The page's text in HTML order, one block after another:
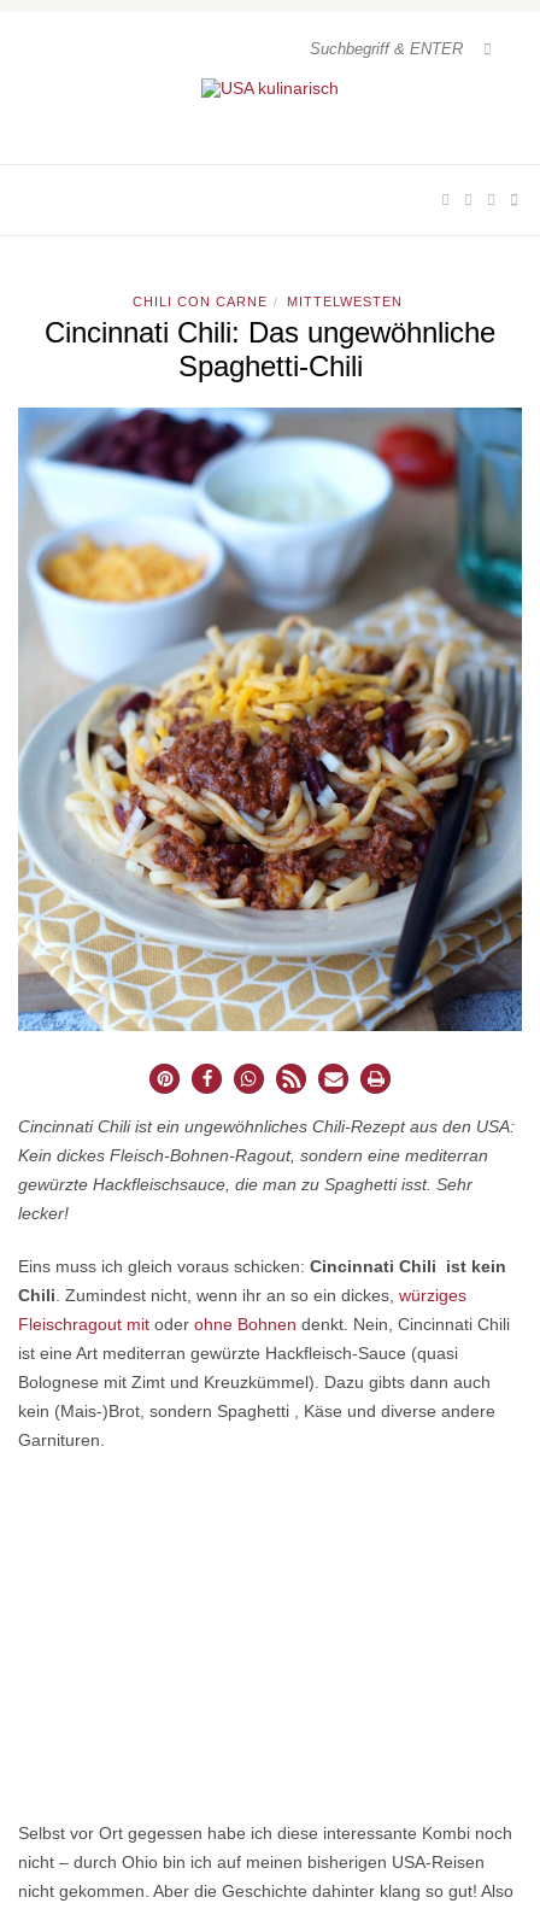
CHILI CON CARNE / MITTELWESTEN
Cincinnati Chili: Das ungewöhnliche
Spaghetti-Chili
Cincinnati Chili ist ein ungewöhnliches Chili-Rezept aus den USA:
Kein dickes Fleisch-Bohnen-Ragout, sondern eine mediterran
gewürzte Hackfleischsauce, die man zu Spaghetti isst. Sehr
lecker!
Eins muss ich gleich voraus schicken: Cincinnati Chili ist kein
Chili . Zumindest nicht, wenn ihr an so ein dickes, würziges
Fleischragout mit oder ohne Bohnen denkt. Nein, Cincinnati Chili
ist eine Art mediterran gewürzte Hackfleisch-Sauce (quasi
Bolognese mit Zimt und Kreuzkümmel). Dazu gibts dann auch
kein (Mais-)Brot, sondern Spaghetti , Käse und diverse andere
Garnituren.
Selbst vor Ort gegessen habe ich diese interessante Kombi noch
nicht – durch Ohio bin ich auf meinen bisherigen USA-Reisen
nicht gekommen. Aber die Geschichte dahinter klang so gut! Also